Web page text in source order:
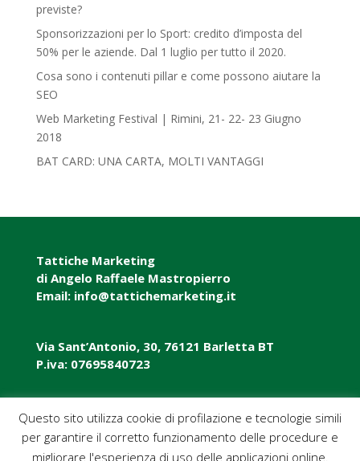
previste?
Sponsorizzazioni per lo Sport: credito d’imposta del
50% per le aziende. Dal 1 luglio per tutto il 2020.
Cosa sono i contenuti pillar e come possono aiutare la
SEO
Web Marketing Festival | Rimini, 21- 22- 23 Giugno
2018‎
BAT CARD: UNA CARTA, MOLTI VANTAGGI
Tattiche Marketing
di Angelo Raffaele Mastropierro
Email: info@tattichemarketing.it
Via Sant’Antonio, 30, 76121 Barletta BT
P.iva: 07695840723
P.iva: 07695840723
Pec: tattichemarketing@pec.it
Questo sito utilizza cookie di profilazione e tecnologie simili
per garantire il corretto funzionamento delle procedure e
migliorare l'esperienza di uso delle applicazioni online.